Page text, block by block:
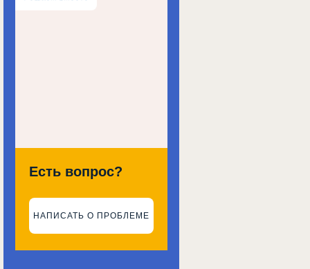
Есть вопрос?
НАПИСАТЬ О ПРОБЛЕМЕ